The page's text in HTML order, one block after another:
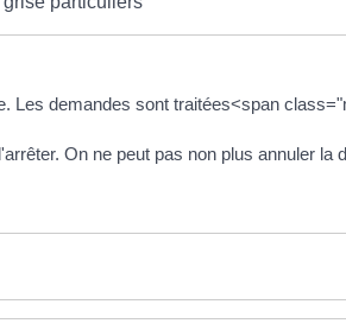
Les demandes sont traitées<span
On ne peut pas non plus annuler la